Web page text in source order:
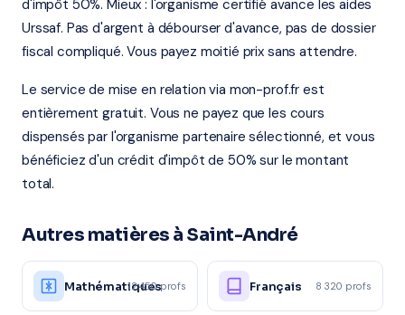
d'impôt 50%. Mieux : l'organisme certifié avance les aides
Urssaf. Pas d'argent à débourser d'avance, pas de dossier
fiscal compliqué. Vous payez moitié prix sans attendre.
Le service de mise en relation via mon-prof.fr est
entièrement gratuit. Vous ne payez que les cours
dispensés par l'organisme partenaire sélectionné, et vous
bénéficiez d'un crédit d'impôt de 50% sur le montant
total.
Autres matières à Saint-André
Mathématiques
12 450 profs Français 8 320 profs